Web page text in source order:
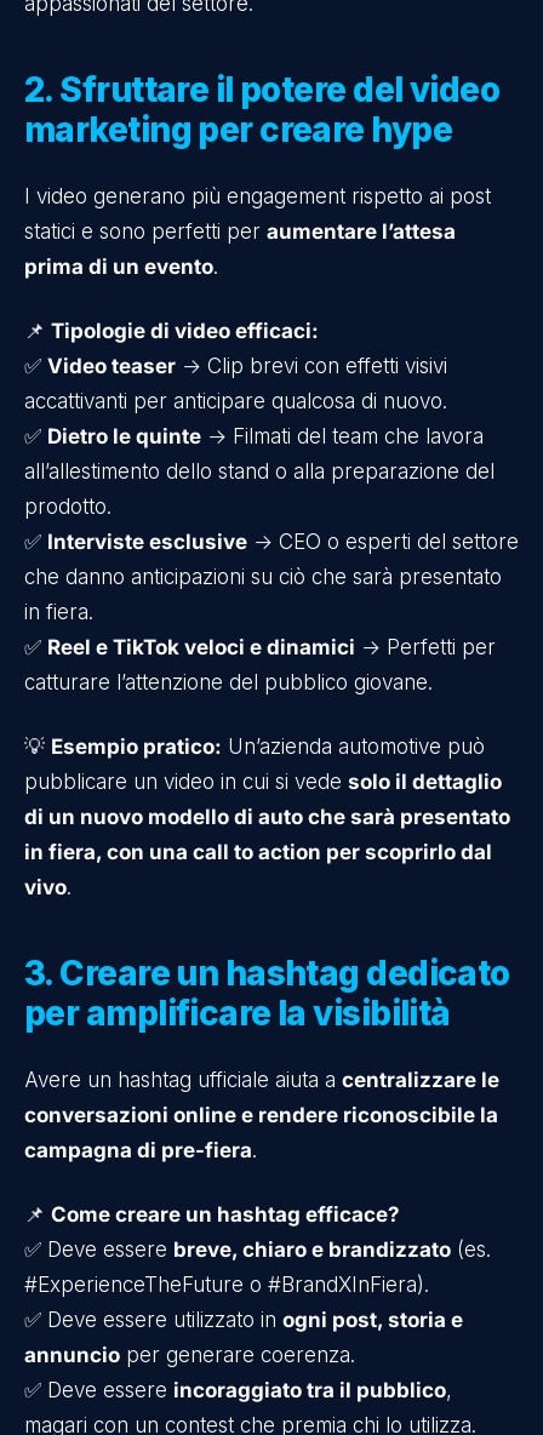
2. Sfruttare il potere del video
marketing per creare hype
I video generano più engagement rispetto ai post
statici e sono perfetti per aumentare l’attesa
prima di un evento.
📌 Tipologie di video efficaci:
✅ Video teaser → Clip brevi con effetti visivi
accattivanti per anticipare qualcosa di nuovo.
✅ Dietro le quinte → Filmati del team che lavora
all’allestimento dello stand o alla preparazione del
prodotto.
✅ Interviste esclusive → CEO o esperti del settore
che danno anticipazioni su ciò che sarà presentato
in fiera.
✅ Reel e TikTok veloci e dinamici → Perfetti per
catturare l’attenzione del pubblico giovane.
💡 Esempio pratico: Un’azienda automotive può
pubblicare un video in cui si vede solo il dettaglio
di un nuovo modello di auto che sarà presentato
in fiera, con una call to action per scoprirlo dal
vivo.
3. Creare un hashtag dedicato
per amplificare la visibilità
Avere un hashtag ufficiale aiuta a centralizzare le
conversazioni online e rendere riconoscibile la
campagna di pre-fiera.
📌 Come creare un hashtag efficace?
✅ Deve essere breve, chiaro e brandizzato (es.
#ExperienceTheFuture o #BrandXInFiera).
✅ Deve essere utilizzato in ogni post, storia e
annuncio per generare coerenza.
✅ Deve essere incoraggiato tra il pubblico,
magari con un contest che premia chi lo utilizza.